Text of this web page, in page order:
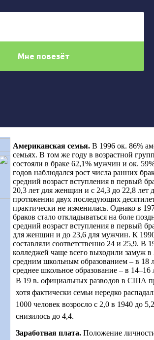
Американская семья. В 1996 ок. 86%
семьях. В том же году в возрастной
состояли в браке 62,1% мужчин и ок.
годов наблюдался рост числа ранних
средний возраст вступления в первый
20,3 лет для женщин и с 24,3 до 22,8 лет
протяжении двух последующих
практически не изменилась. Однако в
браков стало откладываться на боле
средний возраст вступления в первый
для женщин и до 23,6 для мужчин. К 1990
составляли соответственно 24 и 25,9. В
колледжей чаще всего выходили замуж в
средним школьным образованием – в 18
среднее школьное образование – в 14–16
В 19 в. официальных разводов в США
хотя фактически семьи нередко
1000 человек возросло с 2,0 в 1940 до
снизилось до 4,4.
Заработная плата. Положение